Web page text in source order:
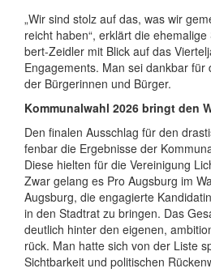
​„Wir sind stolz auf das, was wir
reicht haben“, er­klärt die
bert-Zeid­ler mit Blick auf das
En­ga­ge­ments. Man sei dank­bar für
der Bür­ger­in­nen und Bür­ger.
Kom­mu­nal­wahl 2026 bringt den
​Den fi­na­len Aus­schlag für den
fen­bar die Er­geb­nisse der
Diese hiel­ten für die Ver­ein­i­gung
Zwar ge­lang es Pro Augs­burg im
Augs­burg, die en­ga­gierte
in den Stadt­rat zu brin­gen. Das
deut­lich hin­ter den ei­ge­nen,
rück. Man hatte sich von der Liste
Sicht­bar­keit und po­li­ti­schen